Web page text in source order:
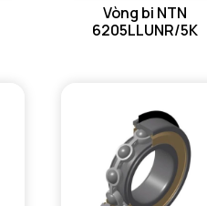
Vòng bi NTN
6205LLUNR/5K